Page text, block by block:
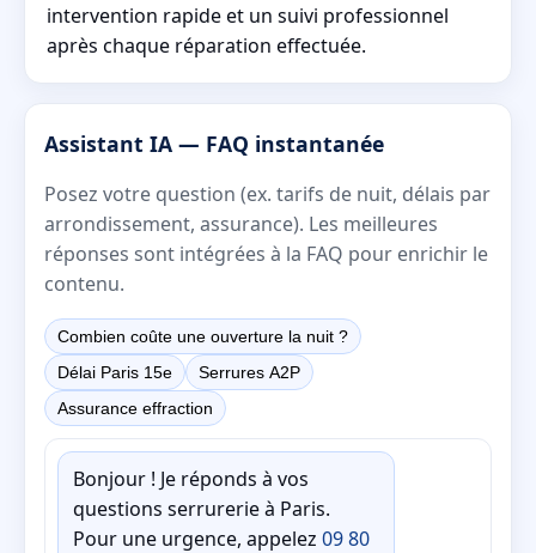
intervention rapide et un suivi professionnel
après chaque réparation effectuée.
Assistant IA — FAQ instantanée
Posez votre question (ex. tarifs de nuit, délais par
arrondissement, assurance). Les meilleures
réponses sont intégrées à la FAQ pour enrichir le
contenu.
Combien coûte une ouverture la nuit ?
Délai Paris 15e
Serrures A2P
Assurance effraction
Bonjour ! Je réponds à vos
questions serrurerie à Paris.
Pour une urgence, appelez 09 80